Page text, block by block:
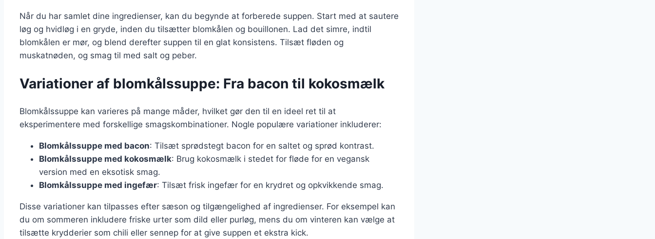
Når du har samlet dine ingredienser, kan du begynde at forberede suppen. Start med at sautere
løg og hvidløg i en gryde, inden du tilsætter blomkålen og bouillonen. Lad det simre, indtil
blomkålen er mør, og blend derefter suppen til en glat konsistens. Tilsæt fløden og
muskatnøden, og smag til med salt og peber.
Variationer af blomkålssuppe: Fra bacon til kokosmælk
Blomkålssuppe kan varieres på mange måder, hvilket gør den til en ideel ret til at
eksperimentere med forskellige smagskombinationer. Nogle populære variationer inkluderer:
Blomkålssuppe med bacon: Tilsæt sprødstegt bacon for en saltet og sprød kontrast.
Blomkålssuppe med kokosmælk: Brug kokosmælk i stedet for fløde for en vegansk
version med en eksotisk smag.
Blomkålssuppe med ingefær: Tilsæt frisk ingefær for en krydret og opkvikkende smag.
Disse variationer kan tilpasses efter sæson og tilgængelighed af ingredienser. For eksempel kan
du om sommeren inkludere friske urter som dild eller purløg, mens du om vinteren kan vælge at
tilsætte krydderier som chili eller sennep for at give suppen et ekstra kick.